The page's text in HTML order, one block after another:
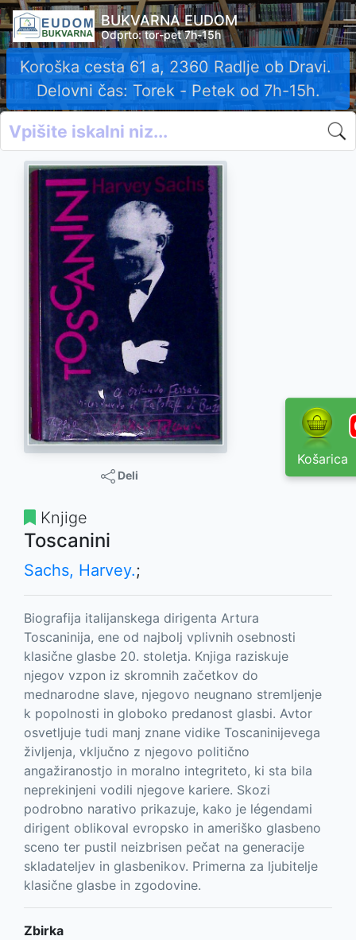
BUKVARNA EUDOM
Odprto: tor-pet 7h-15h
Koroška cesta 61 a, 2360 Radlje ob Dravi.
Delovni čas: Torek - Petek od 7h-15h.
Košarica
Deli
Knjige
Toscanini
Sachs, Harvey.;
Biografija italijanskega dirigenta Artura
Toscaninija, ene od najbolj vplivnih osebnosti
klasične glasbe 20. stoletja. Knjiga raziskuje
njegov vzpon iz skromnih začetkov do
mednarodne slave, njegovo neugnano stremljenje
k popolnosti in globoko predanost glasbi. Avtor
osvetljuje tudi manj znane vidike Toscaninijevega
življenja, vključno z njegovo politično
angažiranostjo in moralno integriteto, ki sta bila
neprekinjeni vodili njegove kariere. Skozi
podrobno narativo prikazuje, kako je légendami
dirigent oblikoval evropsko in ameriško glasbeno
sceno ter pustil neizbrisen pečat na generacije
skladateljev in glasbenikov. Primerna za ljubitelje
klasične glasbe in zgodovine.
Zbirka